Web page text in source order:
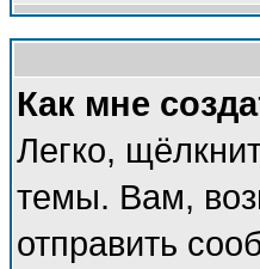
Как мне
Легко,
темы. Вам,
отправить